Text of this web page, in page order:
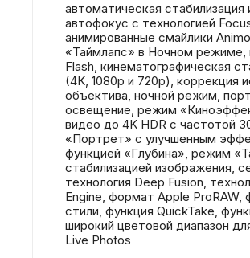
автоматическая стабилизация
автофокус с технологией
анимированные смайлики
«Таймлапс» в Ночном режиме,
Flash, кинематографическая
(4K, 1080p и 720p), коррекция
объектива, ночной режим,
освещение, режим
видео до 4K HDR с частотой
«Портрет» с улучшенным
функцией «Глубина», режим
стабилизацией изображения,
технология Deep Fusion,
Engine, формат Apple ProRAW,
стили, функция QuickTake,
широкий цветовой диапазон
Live Photos